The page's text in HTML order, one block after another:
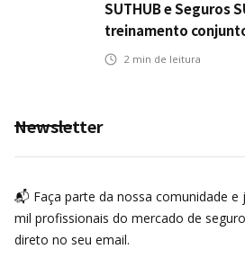
SUTHUB e Seguros
treinamento
operação comercial
2 min de leitura
Newsletter
📬 Faça parte da nossa comunidade e
mil profissionais do mercado de
direto no seu email.